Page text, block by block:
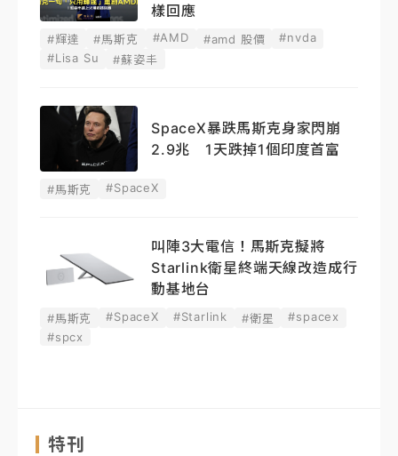
樣回應
#輝達 #馬斯克 #AMD #amd 股價
#nvda
#Lisa Su
#蘇姿丰
SpaceX暴跌馬斯克身家閃崩
2.9兆 1天跌掉1個印度首富
#馬斯克 #SpaceX
叫陣3大電信！馬斯克擬將
Starlink衛星終端天線改造成行
動基地台
#馬斯克 #SpaceX #Starlink #衛星
#spacex
#spcx
特刊